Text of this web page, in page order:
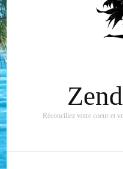
Réconciliez votre coeur et